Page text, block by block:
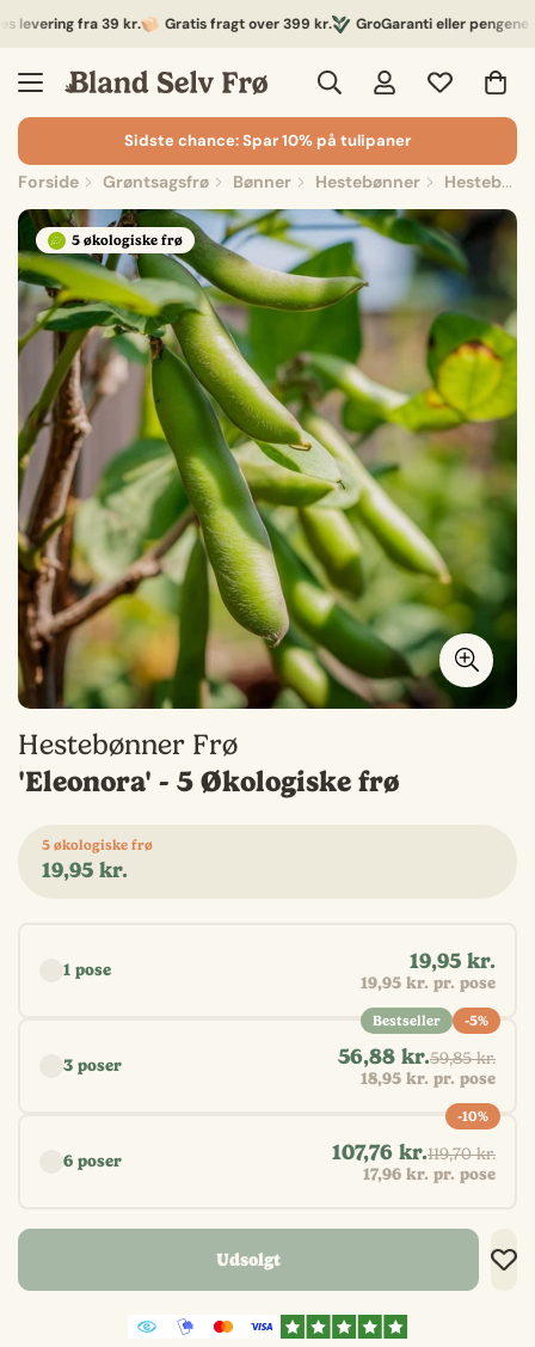
fra 39 kr. Gratis fragt over 399 kr. GroGaranti eller pengene
Sidste chance: Spar 10% på tulipaner
Forside Grøntsagsfrø Bønner Hestebønner Hestebønner Frø 'Eleonora' - 5 Økologiske frø
5 økologiske frø
Hestebønner Frø
'Eleonora' - 5 Økologiske frø
5 økologiske frø
Normal
19,95 kr.
1 pose 19,95 kr.
19,95 kr. pr. pose
3 poser 56,88 kr.59,85 kr.
18,95 kr. pr. pose
Bestseller -5%
6 poser 107,76 kr.119,70 kr.
17,96 kr. pr. pose
-10%
Udsolgt